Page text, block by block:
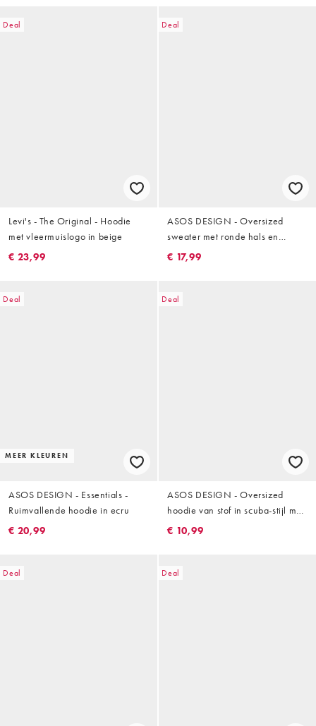
Deal
Levi's - The Original - Hoodie
met vleermuislogo in beige
€ 23,99
Deal
ASOS DESIGN - Oversized
sweater met ronde hals en
panelen in beige
€ 17,99
Deal
MEER KLEUREN
ASOS DESIGN - Essentials -
Ruimvallende hoodie in ecru
€ 20,99
Deal
ASOS DESIGN - Oversized
hoodie van stof in scuba-stijl met
print op de borst in gemêleerd
€ 10,99
Deal Deal